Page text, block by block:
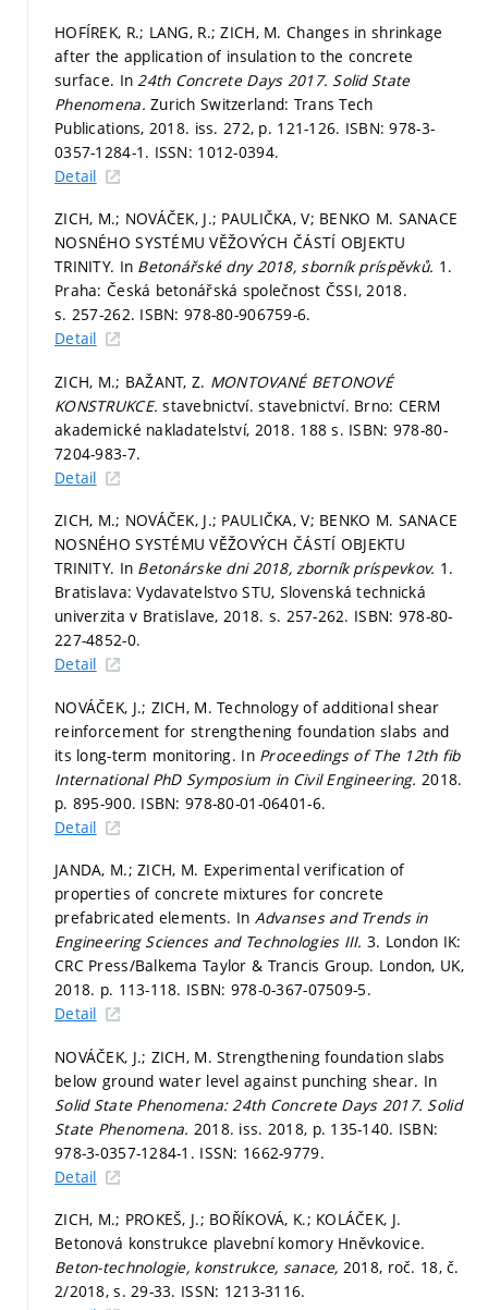
HOFÍREK, R.; LANG, R.; ZICH, M. Changes in shrinkage
after the application of insulation to the concrete
surface. In 24th Concrete Days 2017. Solid State
Phenomena.Zurich Switzerland: Trans Tech
Publications, 2018. iss. 272, p. 121-126. ISBN: 978-3-
0357-1284-1. ISSN: 1012-0394.
Detail
ZICH, M.; NOVÁČEK, J.; PAULIČKA, V; BENKO M. SANACE
NOSNÉHO SYSTÉMU VĚŽOVÝCH ČÁSTÍ OBJEKTU
TRINITY. In Betonářské dny 2018, sborník príspěvků. 1.
Praha: Česká betonářská společnost ČSSI, 2018.
s. 257-262. ISBN: 978-80-906759-6.
Detail
ZICH, M.; BAŽANT, Z. MONTOVANÉ BETONOVÉ
KONSTRUKCE.stavebnictví. stavebnictví. Brno: CERM
akademické nakladatelství, 2018. 188 s. ISBN: 978-80-
7204-983-7.
Detail
ZICH, M.; NOVÁČEK, J.; PAULIČKA, V; BENKO M. SANACE
NOSNÉHO SYSTÉMU VĚŽOVÝCH ČÁSTÍ OBJEKTU
TRINITY. In Betonárske dni 2018, zborník príspevkov. 1.
Bratislava: Vydavatelstvo STU, Slovenská technická
univerzita v Bratislave, 2018. s. 257-262. ISBN: 978-80-
227-4852-0.
Detail
NOVÁČEK, J.; ZICH, M. Technology of additional shear
reinforcement for strengthening foundation slabs and
its long-term monitoring. In Proceedings of The 12th fib
International PhD Symposium in Civil Engineering. 2018.
p. 895-900. ISBN: 978-80-01-06401-6.
Detail
JANDA, M.; ZICH, M. Experimental verification of
properties of concrete mixtures for concrete
prefabricated elements. In Advanses and Trends in
Engineering Sciences and Technologies III.3. London IK:
CRC Press/Balkema Taylor & Trancis Group. London, UK,
2018. p. 113-118. ISBN: 978-0-367-07509-5.
Detail
NOVÁČEK, J.; ZICH, M. Strengthening foundation slabs
below ground water level against punching shear. In
Solid State Phenomena: 24th Concrete Days 2017. Solid
State Phenomena. 2018. iss. 2018, p. 135-140. ISBN:
978-3-0357-1284-1. ISSN: 1662-9779.
Detail
ZICH, M.; PROKEŠ, J.; BOŘÍKOVÁ, K.; KOLÁČEK, J.
Betonová konstrukce plavební komory Hněvkovice.
Beton-technologie, konstrukce, sanace, 2018, roč. 18, č.
2/2018,s. 29-33. ISSN: 1213-3116.